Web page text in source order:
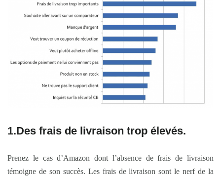
1.Des frais de livraison trop élevés.
Prenez le cas d’Amazon dont l’absence de frais de livraison
témoigne de son succès. Les frais de livraison sont le nerf de la